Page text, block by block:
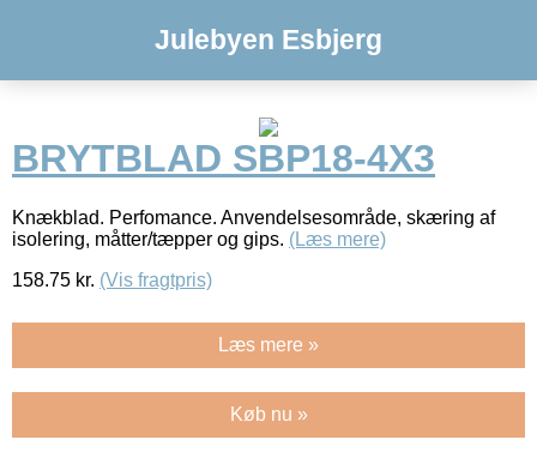
Julebyen Esbjerg
BRYTBLAD SBP18-4X3
Knækblad. Perfomance. Anvendelsesområde, skæring af
isolering, måtter/tæpper og gips. (Læs mere)
158.75 kr. (Vis fragtpris)
Læs mere »
Køb nu »